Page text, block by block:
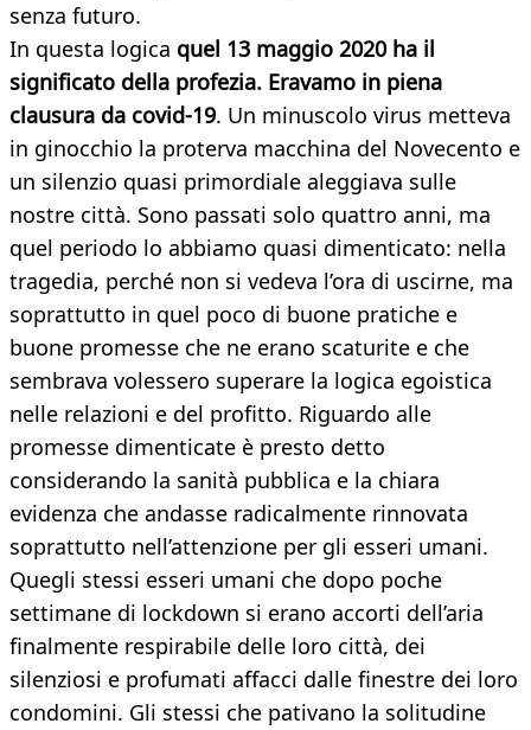
senza futuro.
In questa logica quel 13 maggio 2020 ha il
significato della profezia. Eravamo in piena
clausura da covid-19. Un minuscolo virus metteva
in ginocchio la proterva macchina del Novecento e
un silenzio quasi primordiale aleggiava sulle
nostre città. Sono passati solo quattro anni, ma
quel periodo lo abbiamo quasi dimenticato: nella
tragedia, perché non si vedeva l’ora di uscirne, ma
soprattutto in quel poco di buone pratiche e
buone promesse che ne erano scaturite e che
sembrava volessero superare la logica egoistica
nelle relazioni e del profitto. Riguardo alle
promesse dimenticate è presto detto
considerando la sanità pubblica e la chiara
evidenza che andasse radicalmente rinnovata
soprattutto nell’attenzione per gli esseri umani.
Quegli stessi esseri umani che dopo poche
settimane di lockdown si erano accorti dell’aria
finalmente respirabile delle loro città, dei
silenziosi e profumati affacci dalle finestre dei loro
condomini. Gli stessi che pativano la solitudine